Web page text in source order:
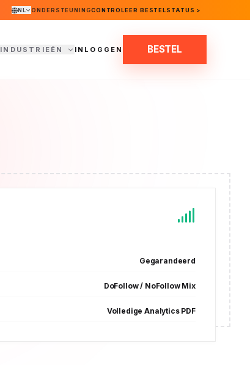
NL ONDERSTEUNINGCONTROLEER BESTELSTATUS >
INDUSTRIEËN INLOGGEN BESTEL
Gegarandeerd
DoFollow / NoFollow Mix
Volledige Analytics PDF